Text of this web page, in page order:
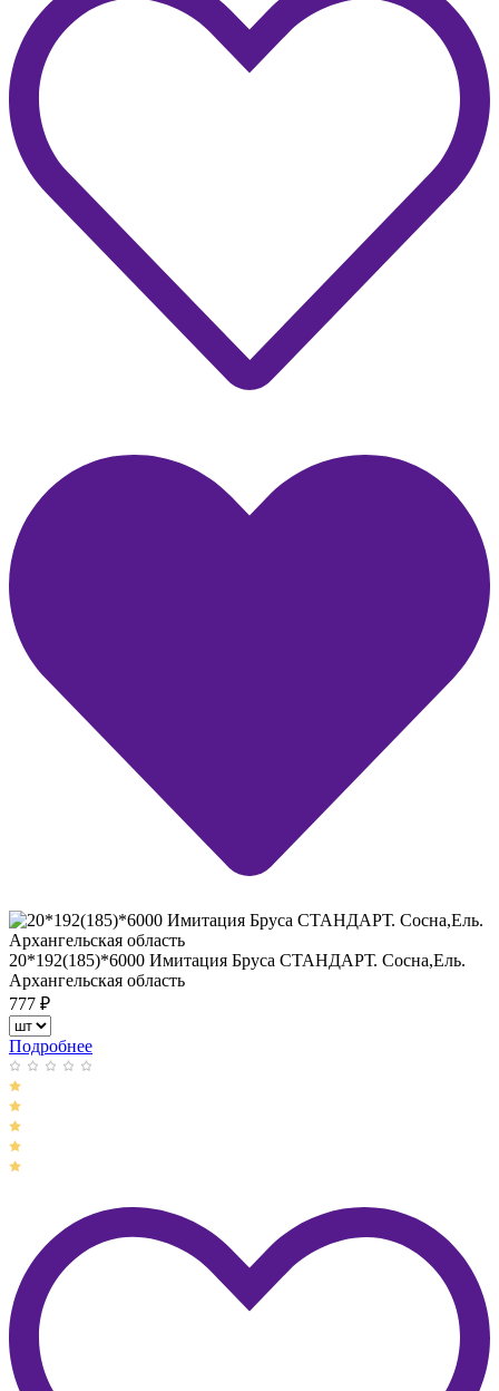
20*192(185)*6000 Имитация Бруса СТАНДАРТ. Сосна,Ель.
Архангельская область
777 ₽
Подробнее